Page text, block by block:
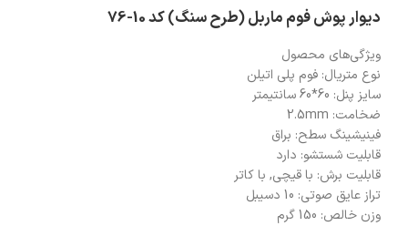
دیوار پوش فوم ماربل (طرح سنگ) کد 10-76
ویژگی‌های محصول
نوع متریال: فوم پلی اتیلن
سایز پنل: 60*60 سانتیمتر
ضخامت: 2.5mm
فینیشینگ سطح: براق
قابلیت شستشو: دارد
قابلیت برش: با قیچی, با کاتر
تراز عایق صوتی: 10 دسیبل
وزن خالص: 150 گرم